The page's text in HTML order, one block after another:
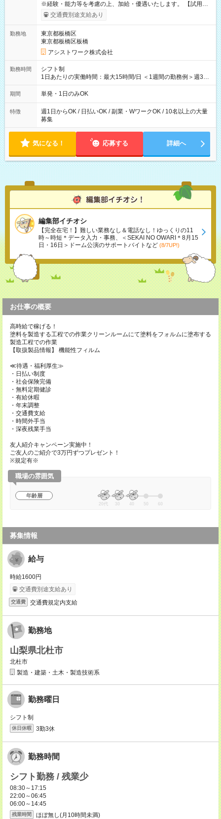
※経験・能力等を考慮の上、加給・優遇いたします。 【試用期
間】試用期間なし
交通費別途支給あり
勤務地
東京都板橋区
東京都板橋区板橋
アシストワーク株式会社
勤務時間
シフト制
1日あたりの実働時間：最大15時間/日 ＜1週間の勤務例＞週3回
勤務 勤務：月・水・金 休み：火・木・土・日 好きな時にお仕事
可能です！ ※1日あたりの最大実働時間は日勤、夜勤共に勤務し
期間 単発・1日のみOK
特徴
週1日からOK / 日払いOK / 副業・WワークOK / 10名以上の大量
募集
気になる！ 応募する 詳細へ
編集部イチオシ
【完全在宅！】難しい業務なし＆電話なし！ゆっくりの11
時～時短＊データ入力・事務、＜SEKAI NO OWARI＊8月15
日・16日＞ドーム公演のサポートバイトなど (8/7UP!)
お仕事の概要
高時給で稼げる！
塗料を製造する工程での作業クリーンルームにて塗料をフォルムに塗布する
製造工程での作業
【取扱製品情報】 機能性フィルム
≪待遇・福利厚生≫
・日払い制度
・社会保険完備
・無料定期健診
・有給休暇
・年末調整
・交通費支給
・時間外手当
・深夜残業手当
友人紹介キャンペーン実施中！
ご友人のご紹介で3万円ずつプレゼント！
※規定有※
職場の雰囲気
年齢層
20代 30 40 50 60
募集情報
給与
時給1600円
交通費別途支給あり
交通費 交通費規定内支給
勤務地
山梨県北杜市
北杜市
製造・建築・土木・製造技術系
勤務曜日
シフト制
休日休暇 3勤3休
勤務時間
シフト勤務 / 残業少
08:30～17:15
22:00～06:45
06:00～14:45
残業時間 ほぼ無し(月10時間未満)